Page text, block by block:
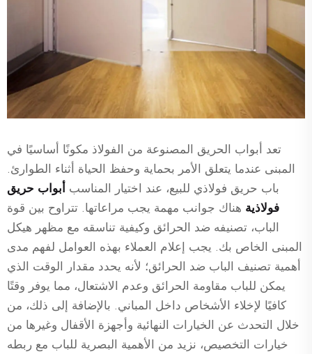
تعد أبواب الحريق المصنوعة من الفولاذ مكونًا أساسيًا في
المبنى عندما يتعلق الأمر بحماية وحفظ الحياة أثناء الطوارئ.
باب حريق فولاذي للبيع، عند اختيار المناسب أبواب حريق
فولاذية هناك جوانب مهمة يجب مراعاتها. تتراوح بين قوة
الباب، تصنيفه ضد الحرائق وكيفية تناسقه مع مظهر هيكل
المبنى الخاص بك. يجب إعلام العملاء بهذه العوامل لفهم مدى
أهمية تصنيف الباب ضد الحرائق؛ لأنه يحدد مقدار الوقت الذي
يمكن للباب مقاومة الحرائق وعدم الاشتعال، مما يوفر وقتًا
كافيًا لإخلاء الأشخاص داخل المباني. بالإضافة إلى ذلك، من
خلال التحدث عن الخيارات النهائية وأجهزة الأقفال وغيرها من
خيارات التخصيص، نزيد من الأهمية البصرية للباب مع ربطه